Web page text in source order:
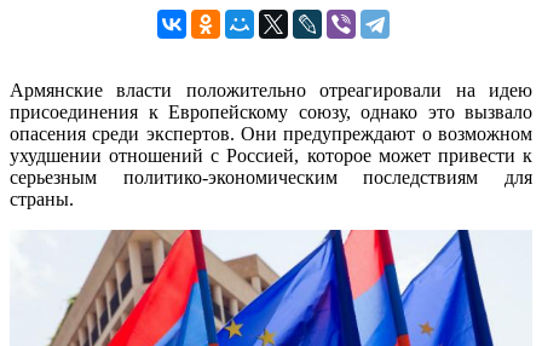
Армянские власти положительно отреагировали на идею
присоединения к Европейскому союзу, однако это вызвало
опасения среди экспертов. Они предупреждают о возможном
ухудшении отношений с Россией, которое может привести к
серьезным политико-экономическим последствиям для
страны.